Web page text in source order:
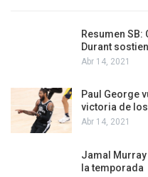
Resumen
Durant
Abr 14, 2021
Paul George
victoria de
Abr 14, 2021
Jamal
la temporada